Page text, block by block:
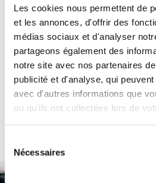
Les cookies nous permettent de
et les annonces, d'offrir des
médias sociaux et d'analyser
partageons également des
notre site avec nos partenaires
publicité et d'analyse, qui
avec d'autres informations que
ou qu'ils ont collectées lors de
consentement
Nécessaires
Bastien Carré
TONTOUTA
Océanie
6€00